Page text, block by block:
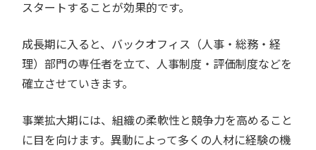
スタートすることが効果的です。
成長期に入ると、バックオフィス（人事・総務・経
理）部門の専任者を立て、人事制度・評価制度などを
確立させていきます。
事業拡大期には、組織の柔軟性と競争力を高めること
に目を向けます。異動によって多くの人材に経験の機